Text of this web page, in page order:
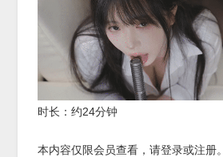
时长：约24分钟
本内容仅限会员查看，请登录或注册。